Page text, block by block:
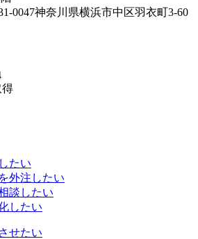
0047神奈川県横浜市中区羽衣町3-60
得
たい
外注したい
談したい
したい
せたい